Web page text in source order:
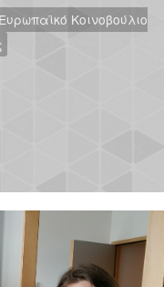
Κοινοβούλιο